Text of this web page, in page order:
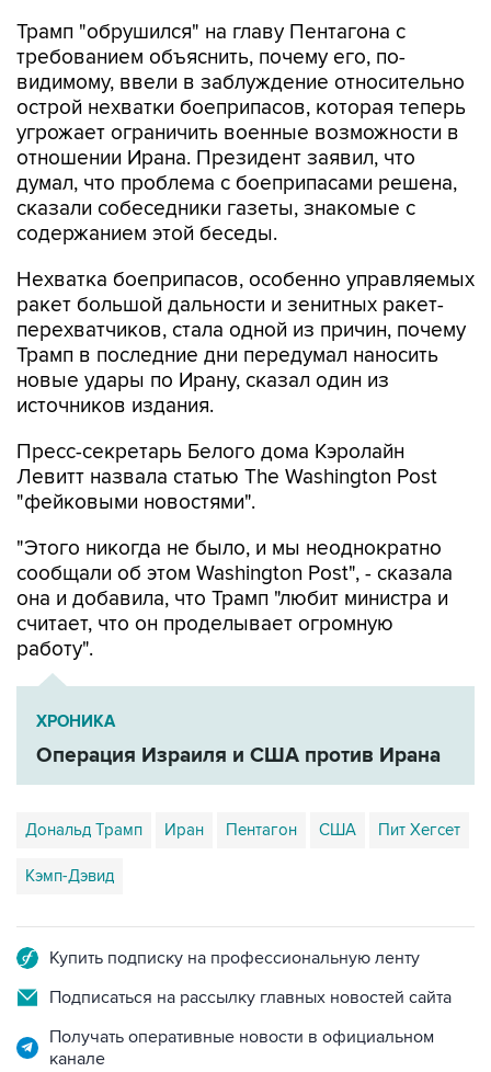
Трамп "обрушился" на главу Пентагона с
требованием объяснить, почему его, по-
видимому, ввели в заблуждение относительно
острой нехватки боеприпасов, которая теперь
угрожает ограничить военные возможности в
отношении Ирана. Президент заявил, что
думал, что проблема с боеприпасами решена,
сказали собеседники газеты, знакомые с
содержанием этой беседы.
Нехватка боеприпасов, особенно управляемых
ракет большой дальности и зенитных ракет-
перехватчиков, стала одной из причин, почему
Трамп в последние дни передумал наносить
новые удары по Ирану, сказал один из
источников издания.
Пресс-секретарь Белого дома Кэролайн
Левитт назвала статью The Washington Post
"фейковыми новостями".
"Этого никогда не было, и мы неоднократно
сообщали об этом Washington Post", - сказала
она и добавила, что Трамп "любит министра и
считает, что он проделывает огромную
работу".
ХРОНИКА
Операция Израиля и США против Ирана
Дональд Трамп Иран Пентагон США Пит Хегсет
Кэмп-Дэвид
Купить подписку на профессиональную ленту
Подписаться на рассылку главных новостей сайта
Получать оперативные новости в официальном
канале